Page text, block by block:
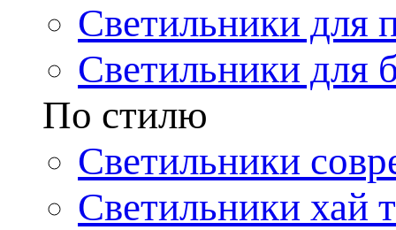
Светильники для
Светильники для
По стилю
Светильники
Светильники хай